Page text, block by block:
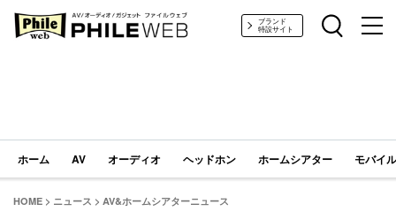
PHILE WEB｜AV/オーディオ/ガジェットブランド
特設サイト
ホーム AV オーディオ ヘッドホン ホームシアター モバイ
HOME > ニュース > AV&ホームシアターニュース